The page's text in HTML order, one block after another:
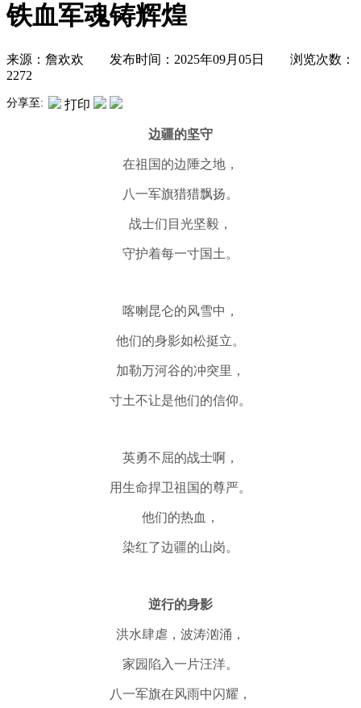
铁血军魂铸辉煌
来源：詹欢欢 发布时间：2025年09月05日 浏览次数：
2272
分享至: 打印
边疆的坚守
在祖国的边陲之地，
八一军旗猎猎飘扬。
战士们目光坚毅，
守护着每一寸国土 。
喀喇昆仑的风雪中，
他们的身影如松挺立。
加勒万河谷的冲突里，
寸土不让是他们的信仰。
英勇不屈的战士啊，
用生命捍卫祖国的尊严。
他们的热血，
染红了边疆的山岗。
逆行的身影
洪水肆虐，波涛汹涌，
家园陷入一片汪洋。
八一军旗在风雨中闪耀，